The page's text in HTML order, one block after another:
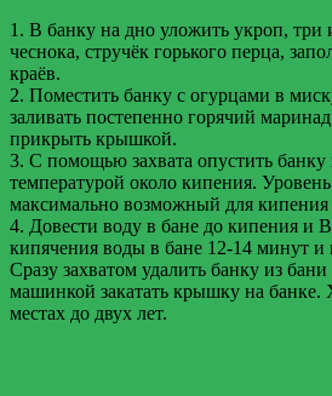
1. В банку на дно уложить укроп, три
чеснока, стручёк горького перца,
краёв.
2. Поместить банку с огурцами в
заливать постепенно горячий
прикрыть крышкой.
3. С помощью захвата опустить
температурой около кипения.
максимально возможный для кипения
4. Довести воду в бане до
кипячения воды в бане 12-14 минут
Сразу захватом удалить банку из
машинкой закатать крышку на банке.
местах до двух лет.